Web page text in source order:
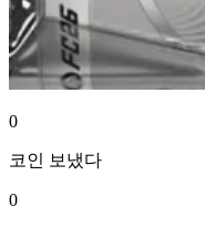
0
코인 보냈다
0